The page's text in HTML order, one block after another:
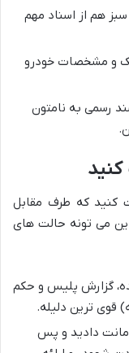
هم از اسناد مهم
و مشخصات خودرو
رسمی به نامتون
کنید
کنید که طرف مقابل
می تونه حالت های
گزارش پلیس و حکم
قوی ترین دلیله.
دادید و پس